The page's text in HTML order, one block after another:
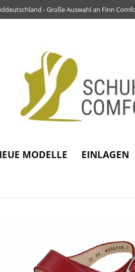
- Große Auswahl an Finn
MODELLE EINLAGEN